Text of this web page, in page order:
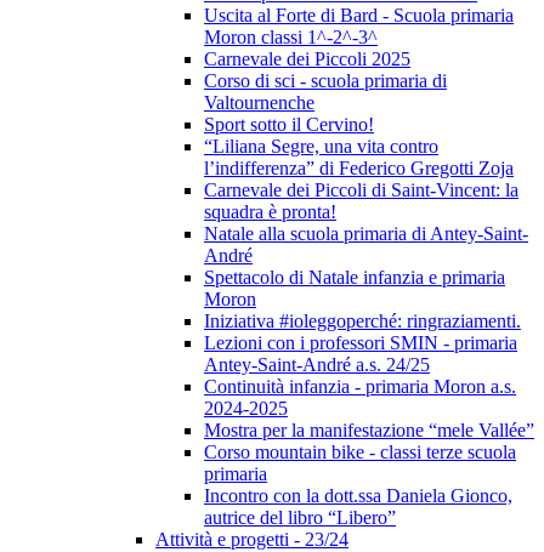
Uscita al Forte di Bard - Scuola primaria
Moron classi 1^-2^-3^
Carnevale dei Piccoli 2025
Corso di sci - scuola primaria di
Valtournenche
Sport sotto il Cervino!
“Liliana Segre, una vita contro
l’indifferenza” di Federico Gregotti Zoja
Carnevale dei Piccoli di Saint-Vincent: la
squadra è pronta!
Natale alla scuola primaria di Antey-Saint-
André
Spettacolo di Natale infanzia e primaria
Moron
Iniziativa #ioleggoperché: ringraziamenti.
Lezioni con i professori SMIN - primaria
Antey-Saint-André a.s. 24/25
Continuità infanzia - primaria Moron a.s.
2024-2025
Mostra per la manifestazione “mele Vallée”
Corso mountain bike - classi terze scuola
primaria
Incontro con la dott.ssa Daniela Gionco,
autrice del libro “Libero”
Attività e progetti - 23/24